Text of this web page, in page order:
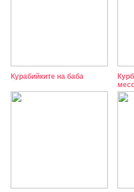
Курабийките на баба